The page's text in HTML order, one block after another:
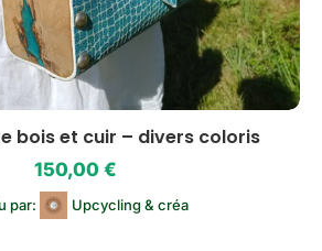
bois et cuir – divers coloris
150,00 €
par: Upcycling & créa